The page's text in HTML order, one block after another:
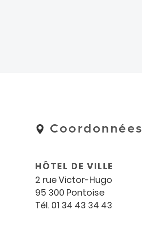
Coordonnées
Coordonnées
horaires
HÔTEL DE VILLE
2 rue Victor-Hugo
95 300 Pontoise
Tél. 01 34 43 34 43